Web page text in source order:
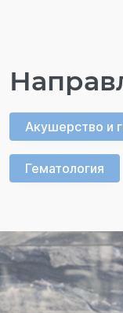
Акушерство и
Гематология